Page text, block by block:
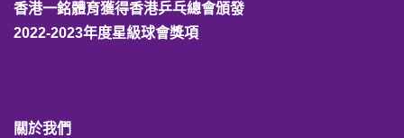
香港一銘體育獲得香港乒乓總會頒發
2022-2023年度星級球會獎項
關於我們